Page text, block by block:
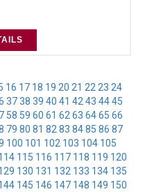
16 17 18 19 20 21 22 23 24
3738 39 40 41 42 43 4445
58 59 60 61 62 63 6465 66
79 80 81 82 83 8485 86 87
100 101 102 103 104 105
115 116 117 118 119 120
130 131 132 133 134 135
145 146 147 148 149 150